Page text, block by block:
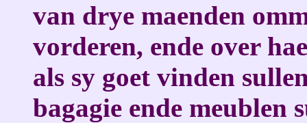
van drye maenden
vorderen, ende over
als sy goet vinden
bagagie ende meublen